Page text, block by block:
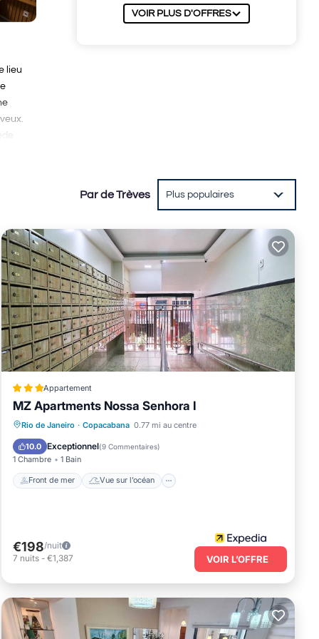
lieu
.
.
VOIR PLUS D'OFFRES
Par de Trèves Plus populaires
Appartement
MZ Apartments Nossa Senhora I
Rio de Janeiro · Copacabana 0.77 mi au centre
10.0 Exceptionnel(9 Commentaires)
1 Chambre 1 Bain
Front de mer Vue sur l’océan
Front de mer Vue sur l’océan
Cuisine
€198/nuit
7 nuits - €1,387 VOIR L’OFFRE